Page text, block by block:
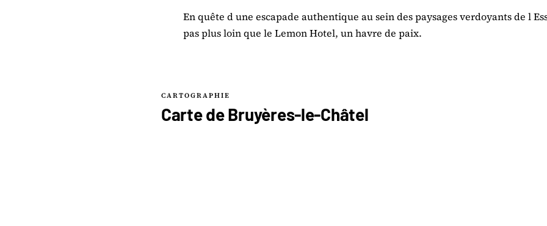
En quête d une escapade authentique au sein des paysages verdoyants de l
pas plus loin que le Lemon Hotel, un havre de paix.
CARTOGRAPHIE
Carte deBruyères-le-Châtel